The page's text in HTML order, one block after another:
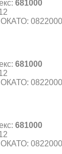
681000
681000
681000